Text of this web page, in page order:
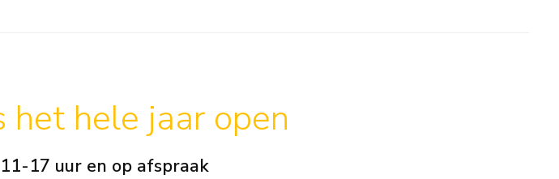
het hele jaar open
17 uur en op afspraak